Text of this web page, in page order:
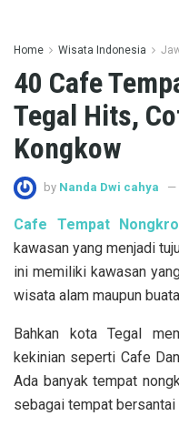
Home Wisata Indonesia
40 Cafe
Tegal Hits,
Kongkow
by Nanda Dwi cahya
Cafe Tempat
kawasan yang menjadi
ini memiliki kawasan
wisata alam maupun
Bahkan kota Tegal
kekinian seperti Cafe
Ada banyak tempat
sebagai tempat